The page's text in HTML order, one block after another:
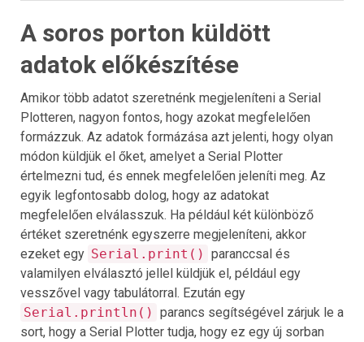
A soros porton küldött
adatok előkészítése
Amikor több adatot szeretnénk megjeleníteni a Serial
Plotteren, nagyon fontos, hogy azokat megfelelően
formázzuk. Az adatok formázása azt jelenti, hogy olyan
módon küldjük el őket, amelyet a Serial Plotter
értelmezni tud, és ennek megfelelően jeleníti meg. Az
egyik legfontosabb dolog, hogy az adatokat
megfelelően elválasszuk. Ha például két különböző
értéket szeretnénk egyszerre megjeleníteni, akkor
ezeket egy Serial.print() paranccsal és
valamilyen elválasztó jellel küldjük el, például egy
vesszővel vagy tabulátorral. Ezután egy
Serial.println() parancs segítségével zárjuk le a
sort, hogy a Serial Plotter tudja, hogy ez egy új sorban